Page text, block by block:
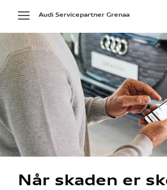
Toggle
navigation
Audi Servicepartner Grenaa
Når skaden er